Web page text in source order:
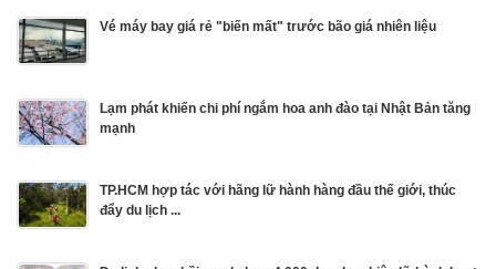
Vé máy bay giá rẻ "biến mất" trước bão giá nhiên liệu
Lạm phát khiến chi phí ngắm hoa anh đào tại Nhật Bản tăng
mạnh
TP.HCM hợp tác với hãng lữ hành hàng đầu thế giới, thúc
đẩy du lịch ...